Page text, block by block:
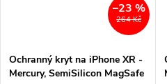
264 Kč
–23 %
Ochranný kryt na iPhone XR -
Mercury, SemiSilicon MagSafe